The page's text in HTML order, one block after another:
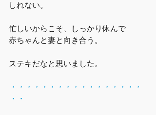
しれない。
忙しいからこそ、しっかり休んで
赤ちゃんと妻と向き合う。
ステキだなと思いました。
・・・・・・・・・・・・・・・・・
・・